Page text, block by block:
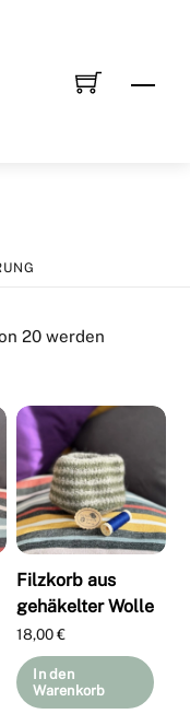
20 werden
Filzkorb aus
gehäkelter Wolle
18,00€
In den
Warenkorb